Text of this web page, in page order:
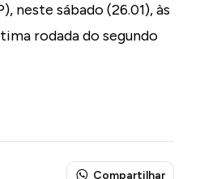
neste sábado (26.01), às
rodada do segundo
Compartilhar